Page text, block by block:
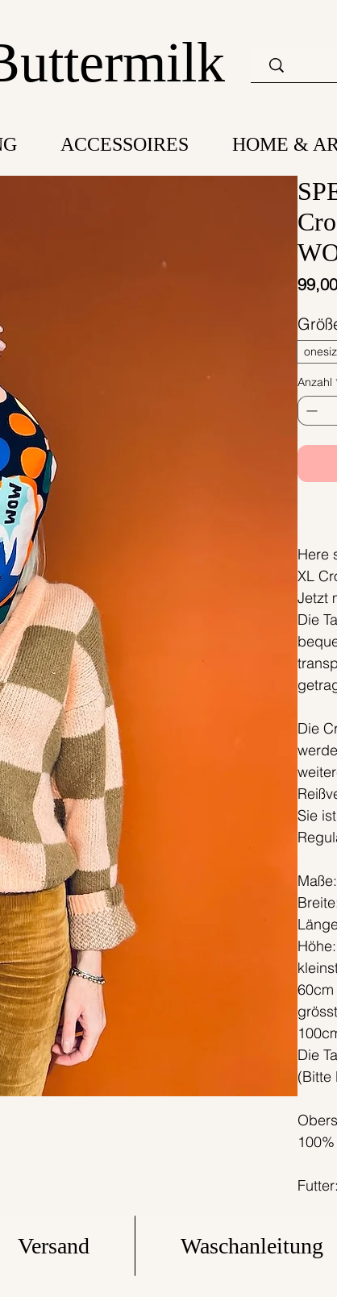
ACCESSOIRES HOME &
Anzahl
Here
XL
Jetzt
Die
Die
Sie
Maße:
60cm
Die
(Bitte
Versand Waschanleitung